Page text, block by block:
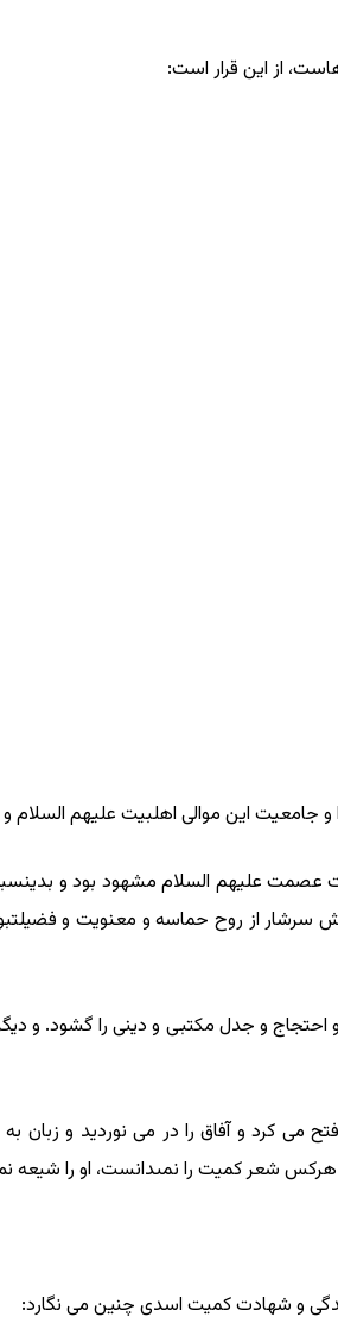
از این قرار است:
این موالى اهل‏بیت علیهم السلام
عصمت علیهم السلام مشهود بود و
از روح حماسه و معنویت و
و جدل مکتبى و دینى را گشود. و
مى ‏کرد و آفاق را در مى ‏نوردید و زبان
شعر کمیت را نمى‏دانست، او را شیعه
زندگى و شهادت کمیت اسدى چنین مى ‏نگارد: